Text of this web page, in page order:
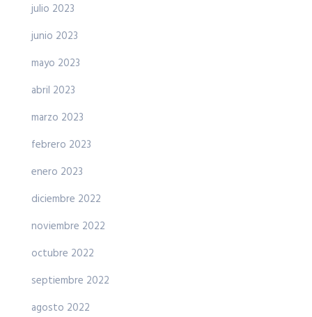
julio 2023
junio 2023
mayo 2023
abril 2023
marzo 2023
febrero 2023
enero 2023
diciembre 2022
noviembre 2022
octubre 2022
septiembre 2022
agosto 2022